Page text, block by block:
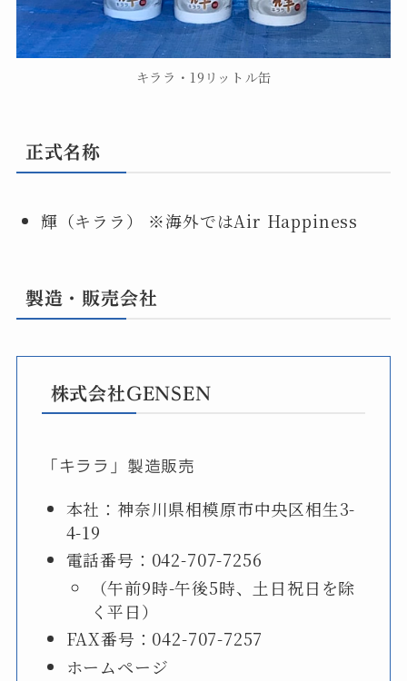
キララ・19リットル缶
正式名称
輝（キララ） ※海外ではAir Happiness
製造・販売会社
株式会社GENSEN
「キララ」製造販売
本社：神奈川県相模原市中央区相生3-
4-19
電話番号：042-707-7256
（午前9時-午後5時、土日祝日を除
く平日）
FAX番号：042-707-7257
ホームページ